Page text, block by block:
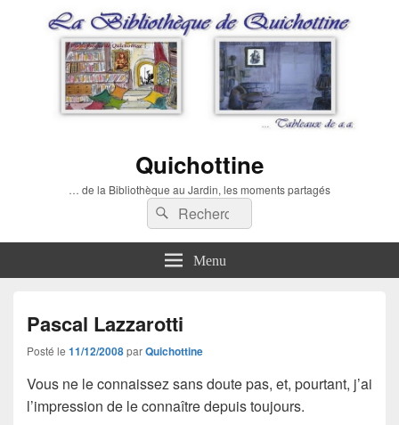
Quichottine
… de la Bibliothèque au Jardin, les moments partagés
Recherche :
Rechercher
Menu
Pascal Lazzarotti
Posté le 11/12/2008parQuichottine
Vous ne le connaissez sans doute pas, et, pourtant, j’ai
l’impression de le connaître depuis toujours.